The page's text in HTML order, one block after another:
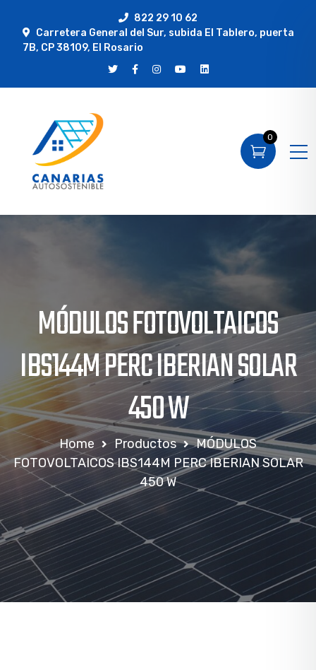
822 29 10 62
Carretera General del Sur, subida El Tablero, puerta
7B, CP 38109, El Rosario
0
MÓDULOS FOTOVOLTAICOS
IBS144M PERC IBERIAN SOLAR
450 W
Home Productos
MÓDULOS
FOTOVOLTAICOS IBS144M PERC IBERIAN SOLAR
450 W